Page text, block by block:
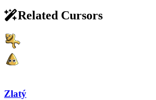
Related Cursors
Zlatý